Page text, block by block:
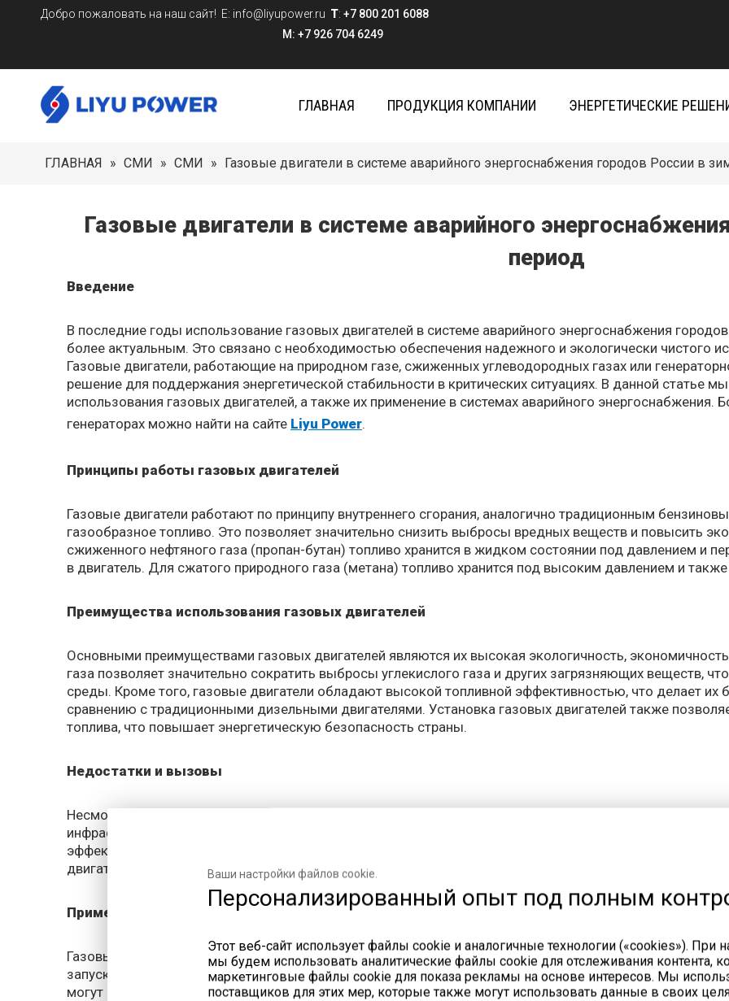
Добро пожаловать на наш сайт! Е: info@liyupower.ru T: +7 800 201 6088
M: +7 926 704 6249
ГЛАВНАЯ ПРОДУКЦИЯ КОМПАНИИ ЭНЕРГЕТИЧЕСКИЕ
ГЛАВНАЯ » СМИ » СМИ » Газовые двигатели в системе аварийного энергоснабжения городов России в
Газовые двигатели в системе аварийного
период
Введение
В последние годы использование газовых двигателей в системе аварийного энергоснабжения
более актуальным. Это связано с необходимостью обеспечения надежного и экологически чистого
Газовые двигатели, работающие на природном газе, сжиженных углеводородных газах или
решение для поддержания энергетической стабильности в критических ситуациях. В данной статье
использования газовых двигателей, а также их применение в системах аварийного
генераторах можно найти на сайте Liyu Power.
Принципы работы газовых двигателей
Газовые двигатели работают по принципу внутреннего сгорания, аналогично традиционным
газообразное топливо. Это позволяет значительно снизить выбросы вредных веществ и повысить
сжиженного нефтяного газа (пропан-бутан) топливо хранится в жидком состоянии под давлением и
в двигатель. Для сжатого природного газа (метана) топливо хранится под высоким давлением и
Преимущества использования газовых двигателей
Основными преимуществами газовых двигателей являются их высокая экологичность,
газа позволяет значительно сократить выбросы углекислого газа и других загрязняющих веществ,
среды. Кроме того, газовые двигатели обладают высокой топливной эффективностью, что делает их
сравнению с традиционными дизельными двигателями. Установка газовых двигателей также
топлива, что повышает энергетическую безопасность страны.
Недостатки и вызовы
Несмотря на все преимущества, использование газовых двигателей также связано с рядом вызовов.
инфраструктуры для хранения и транспортировки газа, что требует значительных инвестиций. Во-
эффективны при низких температурах, что требует дополнительных мер по их утеплению и защите.
двигатель требует квалифицированного обслуживания и регулярного технического контроля, что
Применение газовых двигателей в аварийном энергоснабжении
Газовые двигатели находят широкое применение в системах аварийного энергоснабжения благодаря
запускаться в случае отключения основного источника питания. В зимний период, когда риск
могут обеспечить бесперебойное энергоснабжение критически важных объектов, таких как
Ваши настройки файлов cookie.
Персонализированный опыт под полным
Этот веб-сайт использует файлы cookie и аналогичные технологии («cookies»). При
мы будем использовать аналитические файлы cookie для отслеживания контента,
маркетинговые файлы cookie для показа рекламы на основе интересов. Мы
поставщиков для этих мер, которые также могут использовать данные в своих